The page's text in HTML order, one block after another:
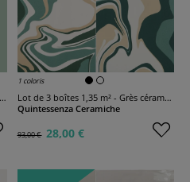
1 coloris
Lot de 3 boîtes 1,35 m² - Grès cérame Fluid
Quintessenza Ceramiche
93,00 € 28,00 €